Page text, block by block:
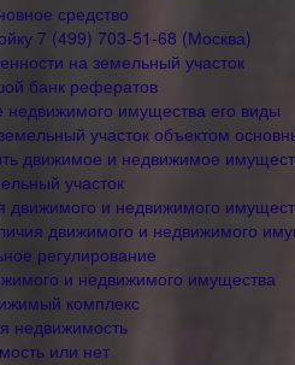
средство
7 (499) 703-51-68 (Москва)
на земельный участок
банк рефератов
имущества его виды
участок объектом
движимое и недвижимое
участок
движимого и недвижимого
движимого и недвижимого
регулирование
и недвижимого имущества
комплекс
недвижимость
или нет